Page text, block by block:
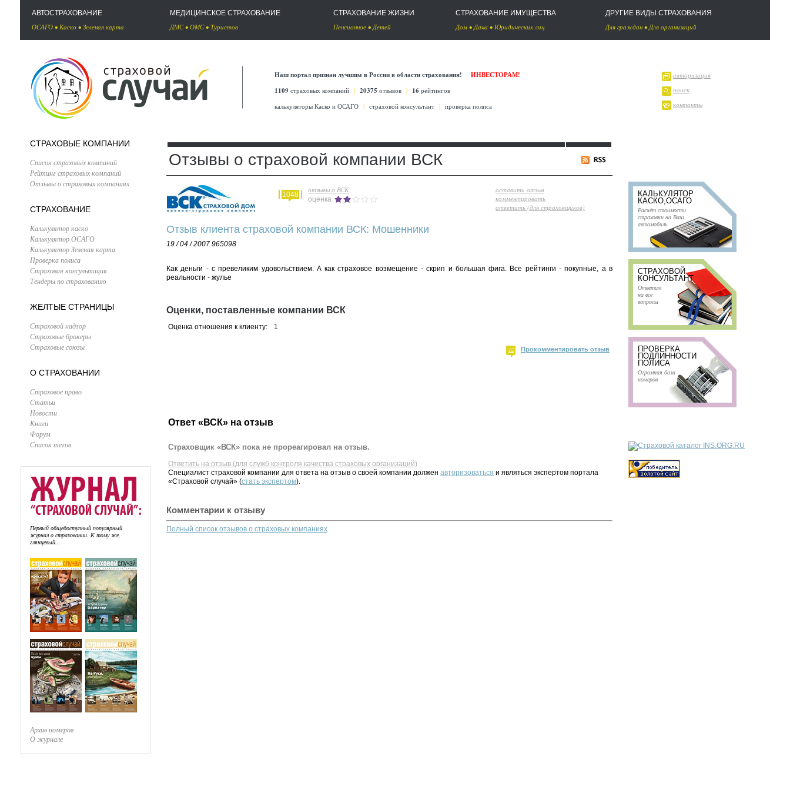
АВТОСТРАХОВАНИЕ
ОСАГО • Каско • Зеленая карта
МЕДИЦИНСКОЕ СТРАХОВАНИЕ
ДМС• ОМС• Туристов
СТРАХОВАНИЕ ЖИЗНИ
Пенсионное •Детей
СТРАХОВАНИЕ ИМУЩЕСТВА
Дом •Дача • Юридических лиц
ДРУГИЕ ВИДЫ СТРАХОВАНИЯ
Для граждан •Для организаций
Наш портал признан лучшим в России в области страхования!
ИНВЕСТОРАМ!
1109 страховых компаний | 20375 отзывов | 16 рейтингов
калькуляторы Каско и ОСАГО | страховой консультант | проверка полиса
авторизация
поиск
контакты
СТРАХОВЫЕ КОМПАНИИ
Список страховых компаний
Рейтинг страховых компаний
Отзывы о страховых компаниях
СТРАХОВАНИЕ
Калькулятор каско
Калькулятор ОСАГО
Калькулятор Зеленая карта
Проверка полиса
Страховая консультация
Тендеры по страхованию
ЖЕЛТЫЕ СТРАНИЦЫ
Страховой надзор
Страховые брокеры
Страховые союзы
О СТРАХОВАНИИ
Страховое право
Статьи
Новости
Книги
Форум
Список тегов
Первый общедоступный популярный
журнал о страховании. К тому же,
глянцевый...
Архив номеров
О журнале
Отзывы о страховой компании ВСК
1048
отзывы о ВСК
оценка
оставить отзыв
комментировать
ответить (для страховщиков)
Отзыв клиента страховой компании ВСК: Мошенники
19 / 04 / 2007 965098
Как деньги - с превеликим удовольствием. А как страховое возмещение - скрип и большая фига. Все рейтинги - покупные, а в
реальности - жулье
Оценки, поставленные компании ВСК
Оценка отношения к клиенту: 1
Прокомментировать отзыв
Ответ «ВСК» на отзыв
Страховщик «ВСК» пока не прореагировал на отзыв.
Ответить на отзыв (для служб контроля качества страховых организаций)
Специалист страховой компании для ответа на отзыв о своей компании должен авторизоваться и являться экспертом портала
«Страховой случай» (стать экспертом).
Комментарии к отзыву
Полный список отзывов о страховых компаниях
КАЛЬКУЛЯТОР
КАСКО,ОСАГО
Расчёт стоимости
страховки на Ваш
автомобиль
СТРАХОВОЙ
КОНСУЛЬТАНТ
Ответим
на все
вопросы
ПРОВЕРКА
ПОДЛИННОСТИ
ПОЛИСА
Огромная база
номеров